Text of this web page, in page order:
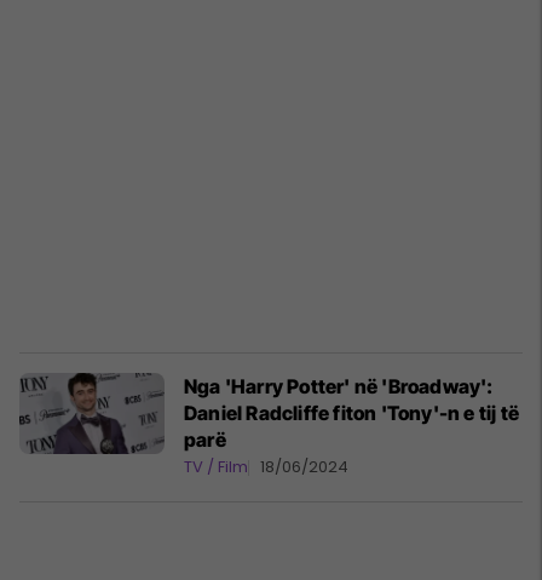
Nga 'Harry Potter' në 'Broadway':
Daniel Radcliffe fiton 'Tony'-n e tij të
parë
TV / Film 18/06/2024